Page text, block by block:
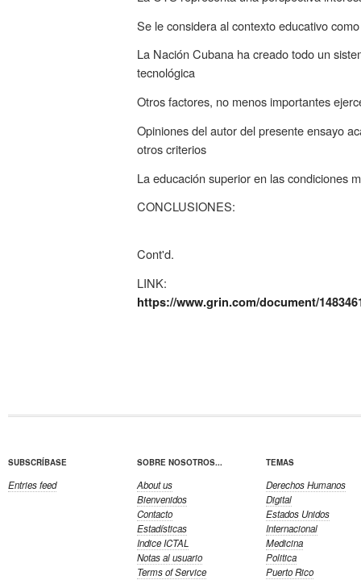
Se le considera al contexto educativo
La Nación Cubana ha creado todo un
tecnológica
Otros factores, no menos importantes
Opiniones del autor del presente ensayo
otros criterios
La educación superior en las condiciones
CONCLUSIONES:
Cont'd.
LINK:
https://www.grin.com/document/
SUBSCRÍBASE
Entries feed
SOBRE NOSOTROS...
About us
Bienvenidos
Contacto
Estadísticas
Indice ICTAL
Notas al usuario
Terms of Service
TEMAS
Derechos Humanos
Digital
Estados Unidos
Internacional
Medicina
Politica
Puerto Rico